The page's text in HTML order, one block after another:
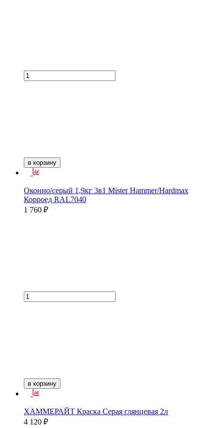
в корзину
Оконно/серый 1,9кг 3в1 Mister Hammer/Hardmax
Корроед RAL7040
1 760 ₽
в корзину
ХАММЕРАЙТ Краска Серая глянцевая 2л
4 120 ₽